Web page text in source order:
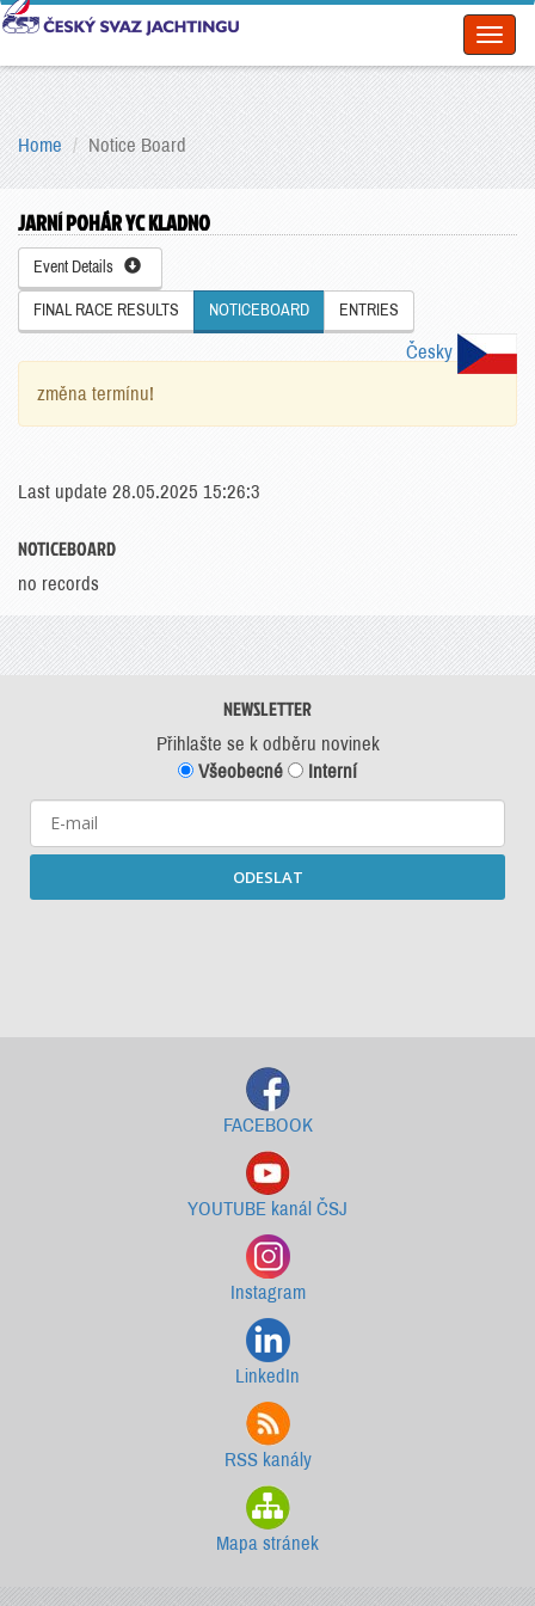
Home Notice Board
JARNÍ POHÁR YC KLADNO
Event Details
FINAL RACE RESULTS NOTICEBOARD ENTRIES
Česky
změna termínu!
Last update 28.05.2025 15:26:3
NOTICEBOARD
no records
NEWSLETTER
Přihlašte se k odběru novinek
Všeobecné
Interní
ODESLAT
FACEBOOK
YOUTUBE kanál ČSJ
Instagram
LinkedIn
RSS kanály
Mapa stránek